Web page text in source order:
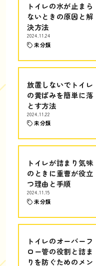
トイレの水が止まら
ないときの原因と解
決方法
2024.11.24
未分類
放置しないでトイレ
の黄ばみを簡単に落
とす方法
2024.11.22
未分類
トイレが詰まり気味
のときに重曹が役立
つ理由と手順
2024.11.15
未分類
トイレのオーバーフ
ロー管の役割と詰ま
りを防ぐためのメン